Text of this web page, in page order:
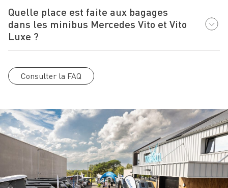
Quelle place est faite aux bagages
dans les minibus Mercedes Vito et Vito
Luxe ?
Consulter la FAQ